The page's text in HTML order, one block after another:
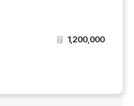
1,200,000